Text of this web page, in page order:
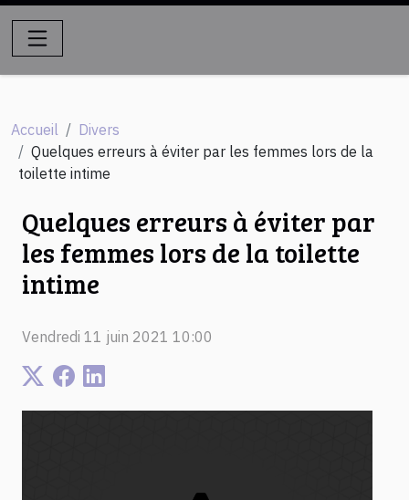
Accueil
Divers
Quelques erreurs à éviter par les femmes lors de la
toilette intime
Quelques erreurs à éviter par
les femmes lors de la toilette
intime
Vendredi 11 juin 2021 10:00